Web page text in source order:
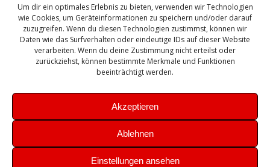
Um dir ein optimales Erlebnis zu bieten, verwenden wir Technologien
wie Cookies, um Geräteinformationen zu speichern und/oder darauf
zuzugreifen. Wenn du diesen Technologien zustimmst, können wir
Daten wie das Surfverhalten oder eindeutige IDs auf dieser Website
verarbeiten. Wenn du deine Zustimmung nicht erteilst oder
zurückziehst, können bestimmte Merkmale und Funktionen
beeinträchtigt werden.
Akzeptieren
Ablehnen
Einstellungen ansehen
Sanierung SBS Security Server Sicherheit
Sicherung SIEM Sophos SSL Ubuntu
Update Upgrade UTM VCenter VCSA Veeam
VMWare VPN WAZUH Windows
Zertifikat